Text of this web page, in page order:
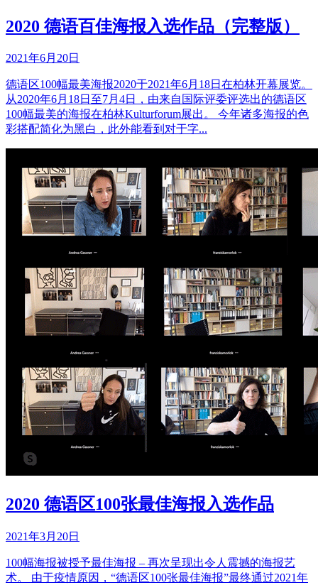
2020 德语百佳海报入选作品（完整版）
2021年6月20日
德语区100幅最美海报2020于2021年6月18日在柏林开幕展览。
从2020年6月18日至7月4日，由来自国际评委评选出的德语区
100幅最美的海报在柏林Kulturforum展出。 今年诸多海报的色
彩搭配简化为黑白，此外能看到对于字...
2020 德语区100张最佳海报入选作品
2021年3月20日
100幅海报被授予最佳海报 – 再次呈现出令人震撼的海报艺
术。 由于疫情原因，“德语区100张最佳海报”最终通过2021年